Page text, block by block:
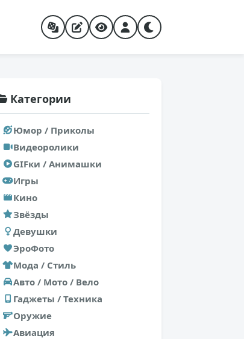
Категории
Юмор / Приколы
Видеоролики
GIFки / Анимашки
Игры
Кино
Звёзды
Девушки
ЭроФото
Мода / Стиль
Авто / Мото / Вело
Гаджеты / Техника
Оружие
Авиация